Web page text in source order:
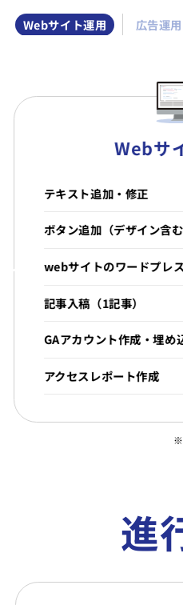
Webサイト運用 広告運用
Webサ
テキスト追加・修正
ボタン追加（デザイン含む
webサイトのワードプレ
記事入稿（1記事）
GAアカウント作成・埋め
アクセスレポート作成
※
進